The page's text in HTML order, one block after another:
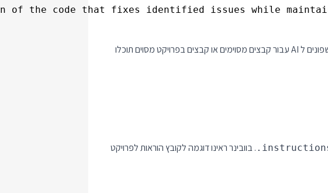
אם יש תוכן שמשותף לכמה פרומפטים ואתם רוצים לכתוב אותו תמיד כשפונים ל AI עבור קבצים מסוימים או קבצים בפרויקט מסוים תוכלו
. בוובינר ראינו דוגמה לקובץ הוראות לפרויקט